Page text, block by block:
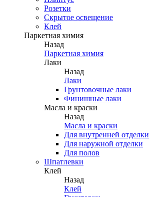
Розетки
Скрытое освещение
Клей
Паркетная химия
Назад
Паркетная химия
Лаки
Назад
Лаки
Грунтовочные лаки
Финишные лаки
Масла и краски
Назад
Масла и краски
Для внутренней отделки
Для наружной отделки
Для полов
Шпатлевки
Клей
Назад
Клей